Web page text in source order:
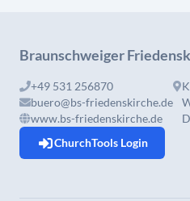
Braunschweiger
+49 531 256870
buero@bs-friedenskirche.de
www.bs-friedenskirche.de
ChurchTools Login